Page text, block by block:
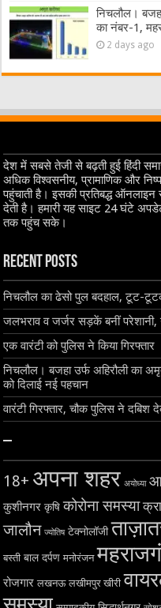
निचलौल।
का नंबर-1,
2 days ago
देश में सबसे तेजी से बढ़ती हुई हिंदी
अधिक विश्वसनीय, प्रामाणिक और
पहुंचाती है। इसकी प्रतिबद्ध
देती है। हमारी यह साइट 24 घंटे
तक पहुंच सके।
Recent Posts
निचलौल का ढेसो पुल बदहाल, टूट-
जलभराव व जर्जर सड़कें बनीं परेशानी,
एक वारंटी को पुलिस ने किया गिरफ्तार
निचलौल। बजहा उर्फ अहिरौली का
को दिलाई नई पहचान
वारंटी गिरफ्तार, चौक पुलिस ने दबिश
–
18+ अपना शहर अयोध्या
कुशीनगर कृषि कोरोना समस्या
जालौन ज्योतिष टेक्नोलॉजी
बस्ती बाल दर्पण मनोरंजन
रोजगार लखनऊ लखीमपुर खीरी